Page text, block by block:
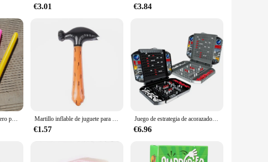
of injury. It's perfect for both indoor and outdoor use, making it a
reliable choice for both commercial and personal use.
€3.01 €3.84
Espada inflable de sable ligero para niños, juguete de 6 piezas para fanáticos de las estrellas, juego de guerra, accesorios para fiesta de cumpleaños, regalos Martillo inflable de juguete para bebés, suministros de juegos para fiestas, piscinas hinchables, Regalos divertidos, 1 unidad
€1.57
Juego de estrategia de acorazado tradicional, interesante juego de mesa de acorazado para padres e hijos, entretenimiento para fiestas
€6.96